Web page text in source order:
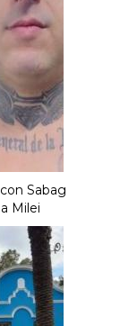
Sabag
Milei